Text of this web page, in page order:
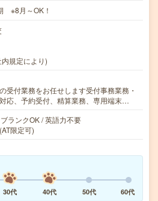
※8月～OK！
規定により)
受付業務をお任せします受付事務業務・
応、予約受付、精算業務、専用端末…
ランクOK / 英語力不要
限定可)
30代 40代 50代 60代